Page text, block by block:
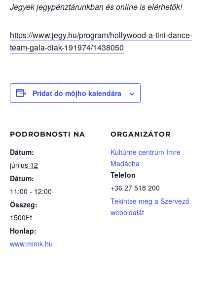
Jegyek jegypénztárunkban és online is elérhetők!
https://www.jegy.hu/program/hollywood-a-tini-dance-
team-gala-diak-191974/1438050
Pridať do môjho kalendára
PODROBNOSTI NA
Dátum:
június 12
Dátum:
11:00 - 12:00
Összeg:
1500Ft
Honlap:
www.mimk.hu
ORGANIZÁTOR
Kultúrne centrum Imre
Madácha
Telefon
+36 27 518 200
Tekintse meg a Szervező
weboldalát